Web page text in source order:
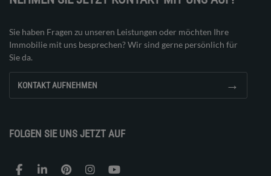
Sie haben Fragen zu unseren Leistungen oder möchten Ihre
Immobilie mit uns besprechen? Wir sind gerne persönlich für
Sie da.
KONTAKT AUFNEHMEN →
FOLGEN SIE UNS JETZT AUF